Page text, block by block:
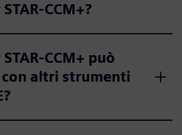
CCM+?
CCM+ può
altri strumenti